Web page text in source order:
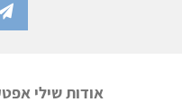
אודות שילי